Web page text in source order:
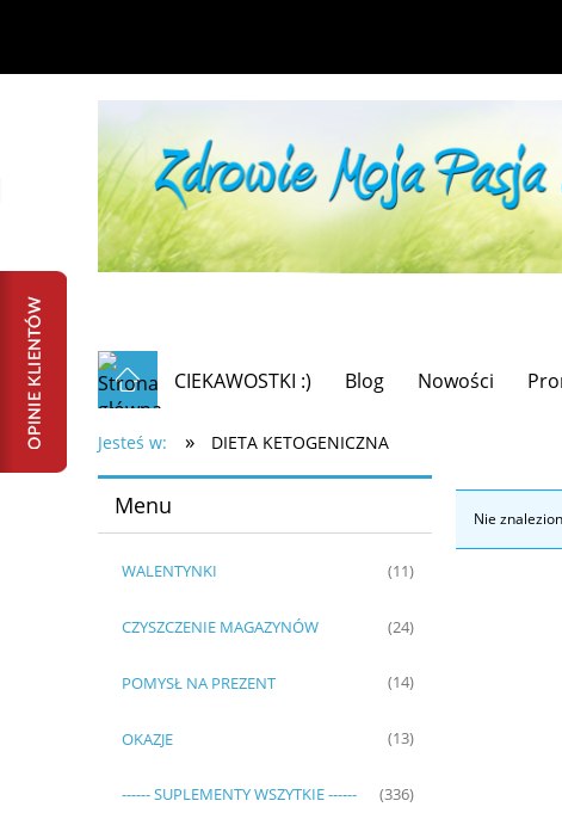
CIEKAWOSTKI :) Blog Nowości
Jesteś w: » DIETA KETOGENICZNA
Menu
WALENTYNKI (11)
CZYSZCZENIE MAGAZYNÓW (24)
POMYSŁ NA PREZENT (14)
OKAZJE (13)
------ SUPLEMENTY WSZYTKIE ------ (336)
Nie